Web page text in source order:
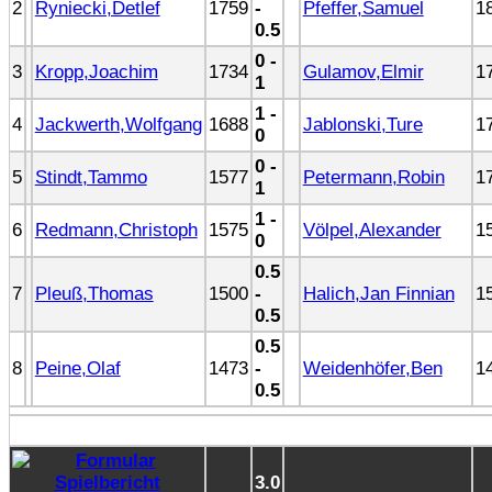
2 Ryniecki,Detlef 1759 -
0.5
Pfeffer,Samuel
3 Kropp,Joachim 1734
0 -
1
Gulamov,Elmir
4 Jackwerth,Wolfgang 1688
1 -
0
Jablonski,Ture
5 Stindt,Tammo 1577
0 -
1
Petermann,Robin
6 Redmann,Christoph 1575
1 -
0
Völpel,Alexander
7 Pleuß,Thomas 1500
0.5
-
0.5
Halich,Jan Finnian
8 Peine,Olaf 1473
0.5
-
0.5
Weidenhöfer,Ben
3.0